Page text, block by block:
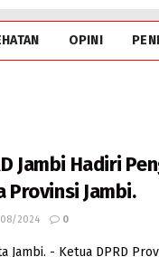
OPINI
Jambi Hadiri
Provinsi Jambi.
2024 0
Jambi. - Ketua DPRD